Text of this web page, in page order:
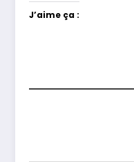
J’aime ça :